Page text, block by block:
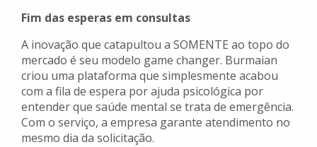
Fim das esperas em consultas
A inovação que catapultou a SOMENTE ao topo do
mercado é seu modelo game changer. Burmaian
criou uma plataforma que simplesmente acabou
com a fila de espera por ajuda psicológica por
entender que saúde mental se trata de emergência.
Com o serviço, a empresa garante atendimento no
mesmo dia da solicitação.